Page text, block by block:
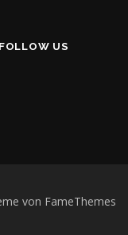
US
von FameThemes